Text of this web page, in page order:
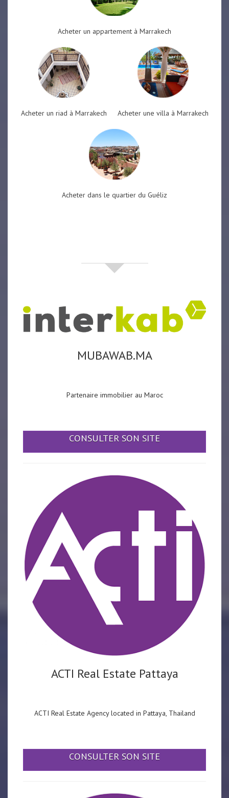
Acheter un appartement à Marrakech
Acheter un riad à Marrakech Acheter une villa à Marrakech
Acheter dans le quartier du Guéliz
MUBAWAB.MA
Partenaire immobilier au Maroc
CONSULTER SON SITE
ACTI Real Estate Pattaya
ACTI Real Estate Agency located in Pattaya, Thailand
CONSULTER SON SITE